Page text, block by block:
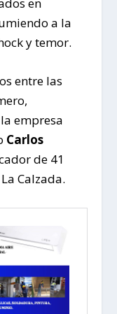
a la
y temor.
entre las
empresa
Carlos
de 41
Calzada.